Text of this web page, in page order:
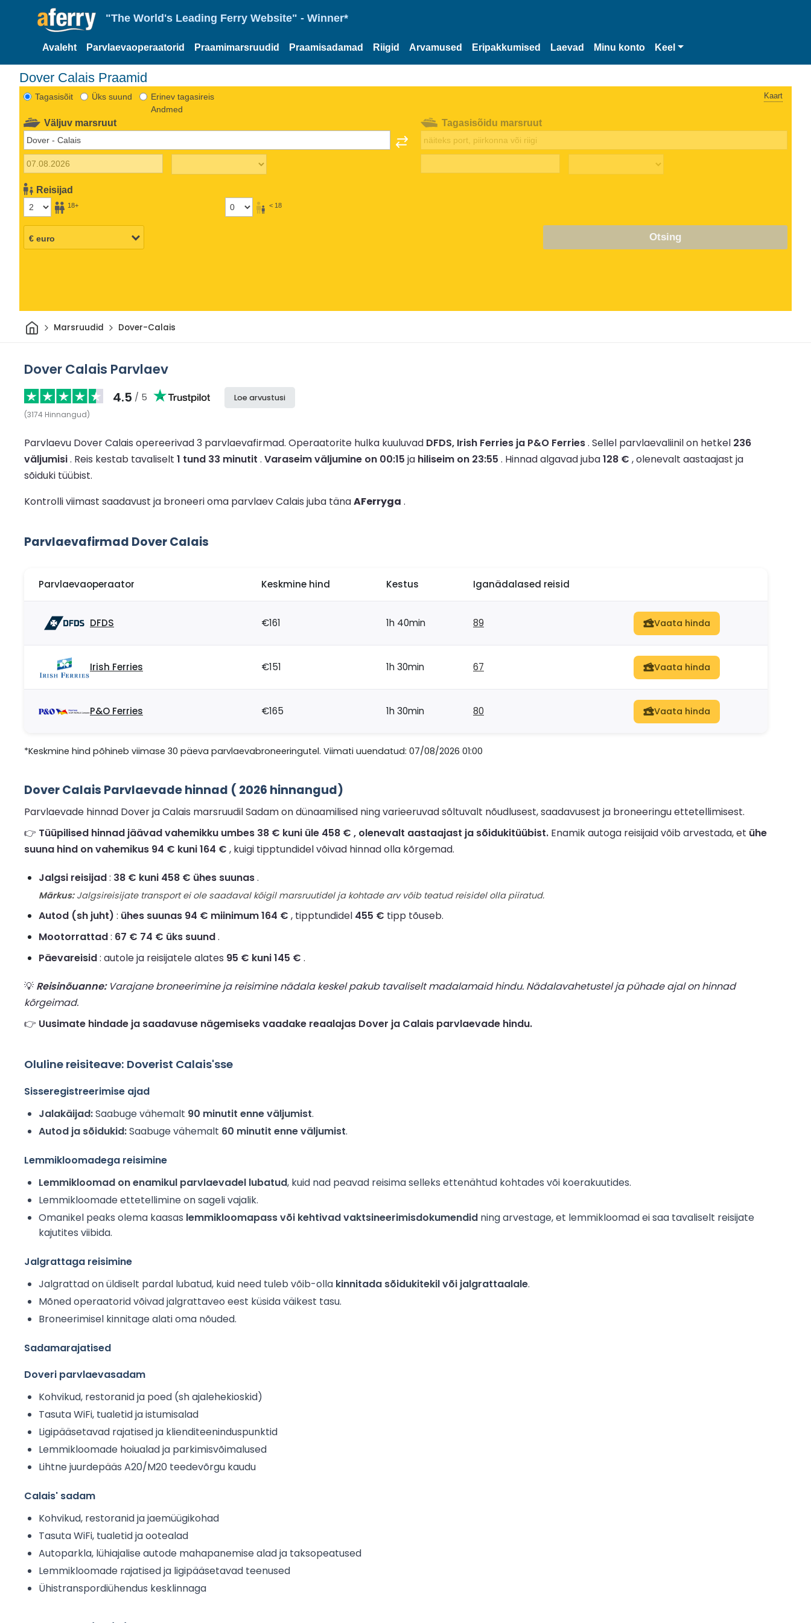
"The World's Leading Ferry Website" - Winner*
Avaleht Parvlaevaoperaatorid Praamimarsruudid Praamisadamad Riigid Arvamused Eripakkumised Laevad Minu konto Keel
Dover Calais Praamid
Tagasisõit Üks suund
Erinev tagasireis
Andmed
Kaart
Väljuv marsruut
Reisijad
18+ < 18
Tagasisõidu marsruut
Otsing
Avaleht
Marsruudid Dover-Calais
Dover Calais Parvlaev
4.5 / 5
(3174 Hinnangud)
Loe arvustusi
Parvlaevu Dover Calais opereerivad 3 parvlaevafirmad. Operaatorite hulka kuuluvad DFDS, Irish Ferries ja P&O Ferries. Sellel parvlaevaliinil on hetkel 236
väljumisi. Reis kestab tavaliselt 1 tund 33 minutit . Varaseim väljumine on 00:15 ja hiliseim on 23:55 . Hinnad algavad juba128 € , olenevalt aastaajast ja
sõiduki tüübist.
Kontrolli viimast saadavust ja broneeri oma parvlaev Calais juba tänaAFerryga .
Parvlaevafirmad Dover Calais
Parvlaevaoperaator Keskmine hind Kestus Iganädalased reisid
DFDS €161 1h 40min 89 Vaata hinda
Irish Ferries €151 1h 30min 67 Vaata hinda
P&O Ferries €165 1h 30min 80 Vaata hinda
*Keskmine hind põhineb viimase 30 päeva parvlaevabroneeringutel. Viimati uuendatud: 07/08/2026 01:00
Dover Calais Parvlaevade hinnad ( 2026 hinnangud)
Parvlaevade hinnad Dover ja Calais marsruudil Sadam on dünaamilised ning varieeruvad sõltuvalt nõudlusest, saadavusest ja broneeringu ettetellimisest.
👉 Tüüpilised hinnad jäävad vahemikku umbes 38 € kuni üle 458 € , olenevalt aastaajast ja sõidukitüübist. Enamik autoga reisijaid võib arvestada, et ühe
suuna hind on vahemikus 94 € kuni 164 € , kuigi tipptundidel võivad hinnad olla kõrgemad.
Jalgsi reisijad: 38 € kuni 458 € ühes suunas.
Märkus:Jalgsireisijate transport ei ole saadaval kõigil marsruutidel ja kohtade arv võib teatud reisidel olla piiratud.
Autod (sh juht) : ühes suunas 94 € miinimum 164 € , tipptundidel 455 € tipp tõuseb.
Mootorrattad: 67 € 74 € üks suund.
Päevareisid: autole ja reisijatele alates 95 € kuni 145 € .
💡 Reisinõuanne:Varajane broneerimine ja reisimine nädala keskel pakub tavaliselt madalamaid hindu. Nädalavahetustel ja pühade ajal on hinnad
kõrgeimad.
👉 Uusimate hindade ja saadavuse nägemiseks vaadake reaalajas Dover ja Calais parvlaevade hindu.
Oluline reisiteave: Doverist Calais'sse
Sisseregistreerimise ajad
Jalakäijad:Saabuge vähemalt 90 minutit enne väljumist.
Autod ja sõidukid:Saabuge vähemalt 60 minutit enne väljumist.
Lemmikloomadega reisimine
Lemmikloomad on enamikul parvlaevadel lubatud, kuid nad peavad reisima selleks ettenähtud kohtades või koerakuutides.
Lemmikloomade ettetellimine on sageli vajalik.
Omanikel peaks olema kaasas lemmikloomapass või kehtivad vaktsineerimisdokumendid ning arvestage, et lemmikloomad ei saa tavaliselt reisijate
kajutites viibida.
Jalgrattaga reisimine
Jalgrattad on üldiselt pardal lubatud, kuid need tuleb võib-olla kinnitada sõidukitekil või jalgrattaalale.
Mõned operaatorid võivad jalgrattaveo eest küsida väikest tasu.
Broneerimisel kinnitage alati oma nõuded.
Sadamarajatised
Doveri parvlaevasadam
Kohvikud, restoranid ja poed (sh ajalehekioskid)
Tasuta WiFi, tualetid ja istumisalad
Ligipääsetavad rajatised ja klienditeeninduspunktid
Lemmikloomade hoiualad ja parkimisvõimalused
Lihtne juurdepääs A20/M20 teedevõrgu kaudu
Calais' sadam
Kohvikud, restoranid ja jaemüügikohad
Tasuta WiFi, tualetid ja ootealad
Autoparkla, lühiajalise autode mahapanemise alad ja taksopeatused
Lemmikloomade rajatised ja ligipääsetavad teenused
Ühistranspordiühendus kesklinnaga